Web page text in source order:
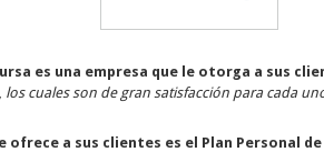
es una empresa que le otorga a sus
los cuales son de gran satisfacción para cada
ofrece a sus clientes es el Plan Personal